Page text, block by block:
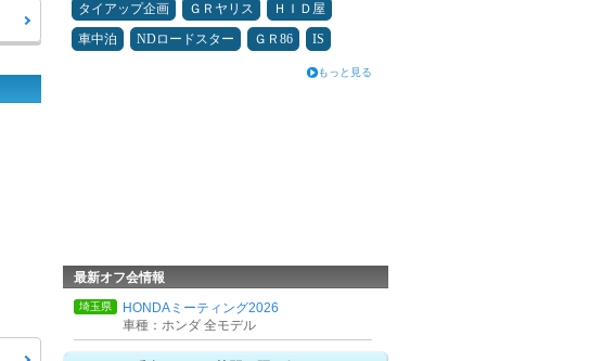
タイアップ企画
ＧＲヤリス
ＨＩＤ屋
車中泊
NDロードスター ＧＲ86 IS
もっと見る
最新オフ会情報
埼玉県
HONDAミーティング2026
車種：ホンダ 全モデル